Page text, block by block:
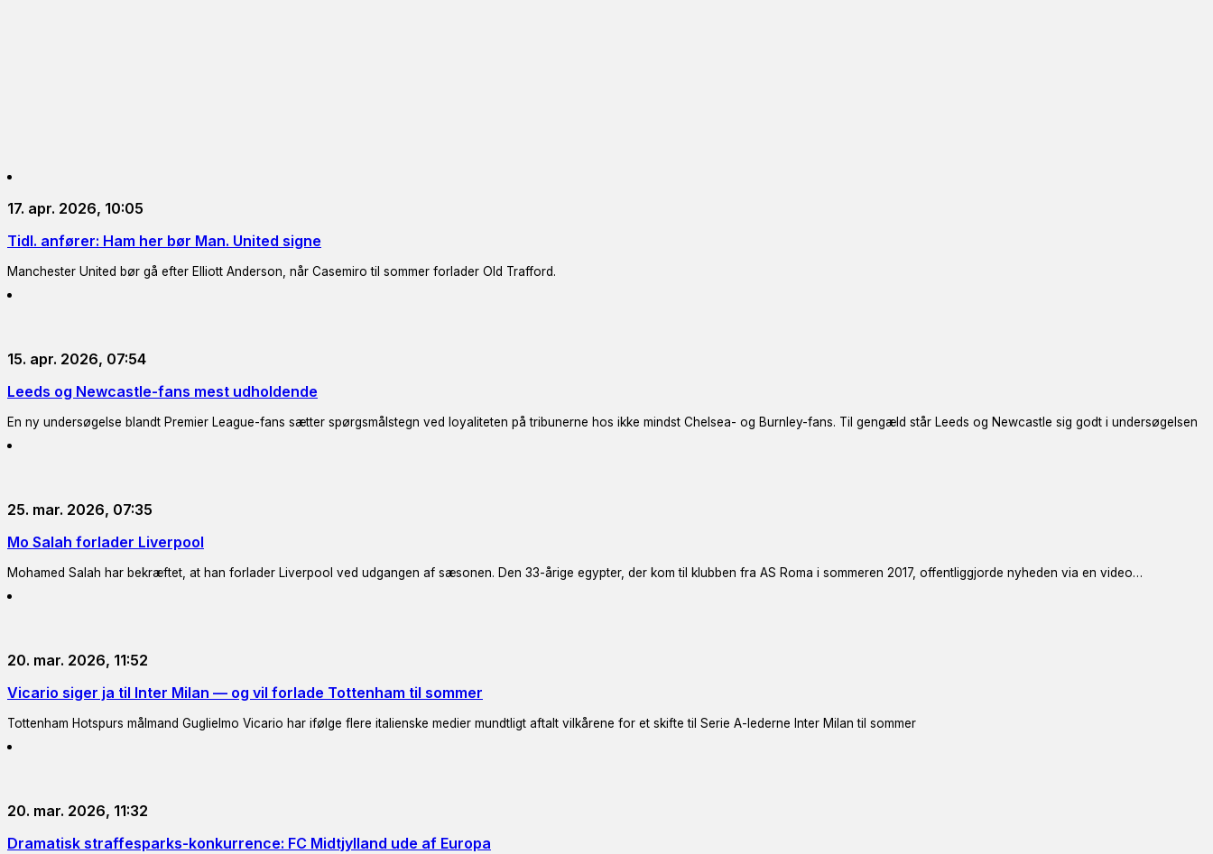
17. apr. 2026, 10:05
Tidl. anfører: Ham her bør Man. United signe
Manchester United bør gå efter Elliott Anderson, når Casemiro til sommer forlader Old Trafford.
15. apr. 2026, 07:54
Leeds og Newcastle-fans mest udholdende
En ny undersøgelse blandt Premier League-fans sætter spørgsmålstegn ved loyaliteten på tribunerne hos ikke mindst Chelsea- og Burnley-fans. Til gengæld står Leeds og Newcastle sig godt i undersøgelsen
25. mar. 2026, 07:35
Mo Salah forlader Liverpool
Mohamed Salah har bekræftet, at han forlader Liverpool ved udgangen af sæsonen. Den 33-årige egypter, der kom til klubben fra AS Roma i sommeren 2017, offentliggjorde nyheden via en video…
20. mar. 2026, 11:52
Vicario siger ja til Inter Milan — og vil forlade Tottenham til sommer
Tottenham Hotspurs målmand Guglielmo Vicario har ifølge flere italienske medier mundtligt aftalt vilkårene for et skifte til Serie A-lederne Inter Milan til sommer
20. mar. 2026, 11:32
Dramatisk straffesparks-konkurrence: FC Midtjylland ude af Europa